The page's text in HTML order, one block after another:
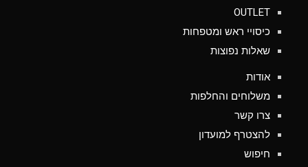
OUTLET
כיסויי ראש ומטפחות
שאלות נפוצות
אודות
משלוחים והחלפות
צרו קשר
להצטרף למועדון
חיפוש